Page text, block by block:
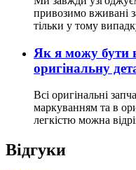
привозимо вживані
тільки у тому
Як я можу бути
оригінальну
Всі оригінальні
маркуванням та в
легкістю можна
Відгуки